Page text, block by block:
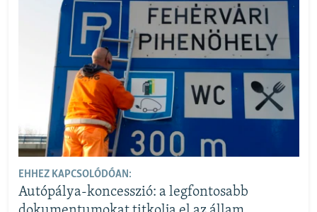
EHHEZ KAPCSOLÓDÓAN:
Autópálya-koncesszió: a legfontosabb